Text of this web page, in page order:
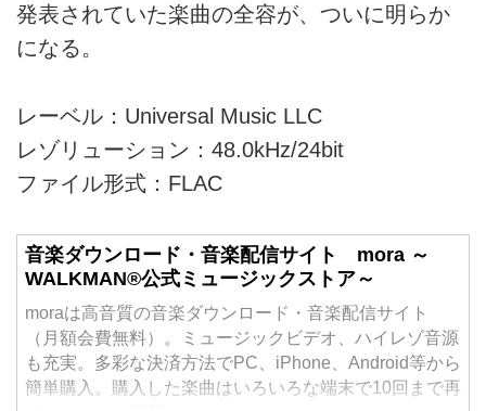
発表されていた楽曲の全容が、ついに明らか
になる。
レーベル：Universal Music LLC
レゾリューション：48.0kHz/24bit
ファイル形式：FLAC
音楽ダウンロード・音楽配信サイト mora ～
WALKMAN®公式ミュージックストア～
moraは高音質の音楽ダウンロード・音楽配信サイト
（月額会費無料）。ミュージックビデオ、ハイレゾ音源
も充実。多彩な決済方法でPC、iPhone、Android等から
簡単購入。購入した楽曲はいろいろな端末で10回まで再